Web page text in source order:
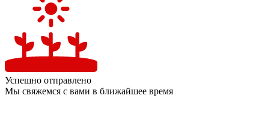
Успешно отправлено
Мы свяжемся с вами в ближайшее время